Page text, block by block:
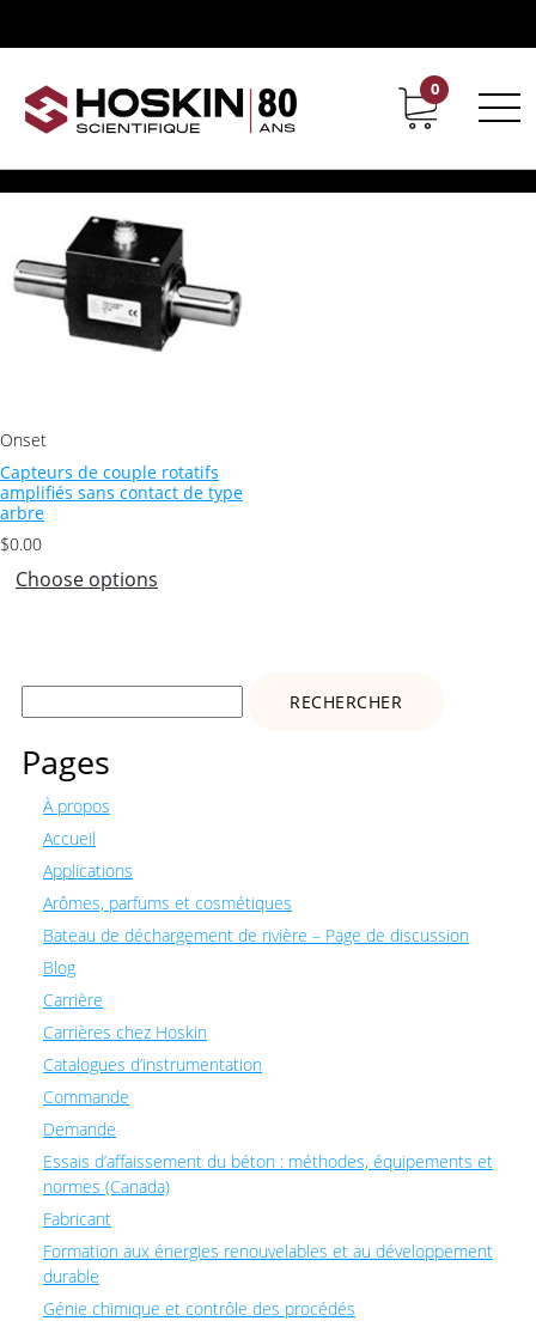
Support Carrières chez Hoskin
0
Voici le seul résultat
Onset
Capteurs de couple rotatifs
amplifiés sans contact de type
arbre
$0.00
Choose options
Rechercher :
Pages
À propos
Accueil
Applications
Arômes, parfums et cosmétiques
Bateau de déchargement de rivière – Page de discussion
Blog
Carrière
Carrières chez Hoskin
Catalogues d’instrumentation
Commande
Demande
Essais d’affaissement du béton : méthodes, équipements et
normes (Canada)
Fabricant
Formation aux énergies renouvelables et au développement
durable
Génie chimique et contrôle des procédés